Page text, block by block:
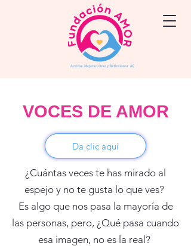
VOCES DE AMOR
Da clic aquí
¿Cuántas veces te has mirado al
espejo y no te gusta lo que ves?
Es algo que nos pasa la mayoría de
las personas, pero, ¿Qué pasa cuando
esa imagen, no es la real?